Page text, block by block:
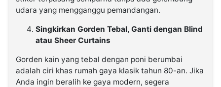
udara yang mengganggu pemandangan.
Singkirkan Gorden Tebal, Ganti dengan Blind
atau Sheer Curtains
Gorden kain yang tebal dengan poni berumbai
adalah ciri khas rumah gaya klasik tahun 80-an. Jika
Anda ingin beralih ke gaya modern, segera